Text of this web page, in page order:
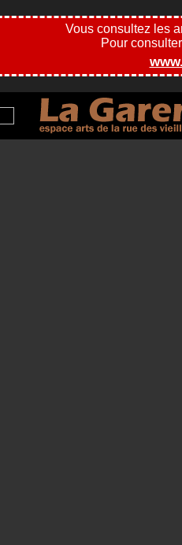
Vous consultez les
Pour